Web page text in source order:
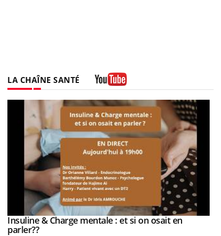
LA CHAÎNE SANTÉ
Youtube
Insuline & Charge mentale : et si on osait en
parler??Youtube